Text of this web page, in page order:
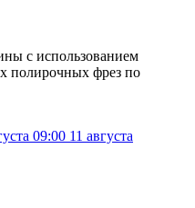
с использованием
полирочных фрез по
09:00 11 августа